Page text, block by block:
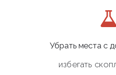
Убрать места с
избегать